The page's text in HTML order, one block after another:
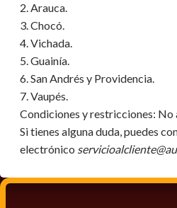
2. Arauca.
3. Chocó.
4. Vichada.
5. Guainía.
6. San Andrés y Providencia.
7. Vaupés.
Condiciones y restricciones: No
Si tienes alguna duda, puedes
electrónico